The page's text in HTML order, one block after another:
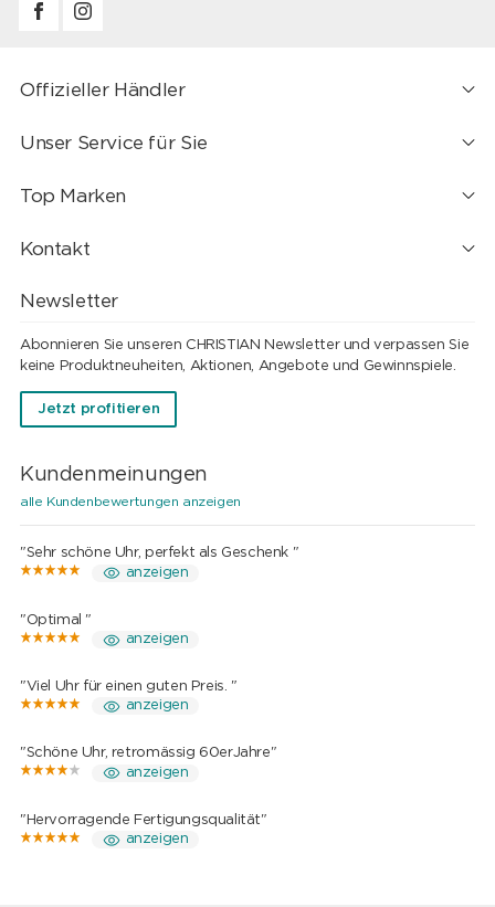
Offizieller Händler
Unser Service für Sie
Top Marken
Kontakt
Newsletter
Abonnieren Sie unseren CHRISTIAN Newsletter und verpassen Sie
keine Produktneuheiten, Aktionen, Angebote und Gewinnspiele.
Jetzt profitieren
Kundenmeinungen
alle Kundenbewertungen anzeigen
"Sehr schöne Uhr, perfekt als Geschenk "
anzeigen
"Optimal "
anzeigen
"Viel Uhr für einen guten Preis. "
anzeigen
"Schöne Uhr, retromässig 60erJahre"
anzeigen
"Hervorragende Fertigungsqualität"
anzeigen